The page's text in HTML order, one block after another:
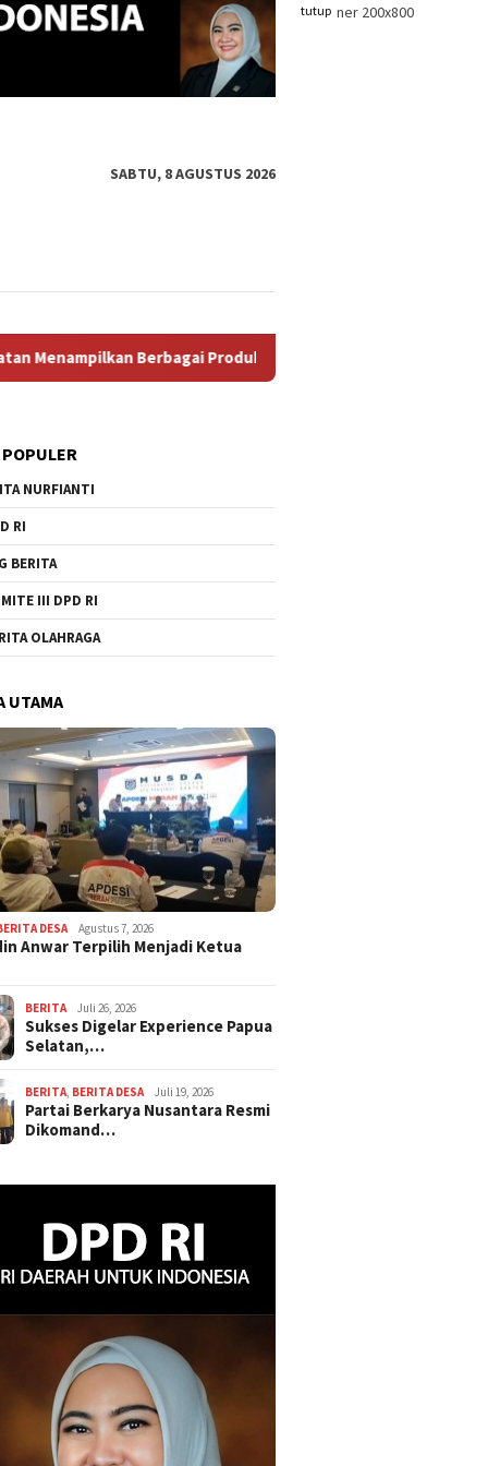
tutup
SABTU, 8 AGUSTUS 2026
Produk Unggulan, Mulai Dari Hasil Perikanan, Kerajinan
NURFIANTI
RI
BERITA
III DPD RI
OLAHRAGA
UTAMA
DESA Agustus 7, 2026
Anwar Terpilih Menjadi Ketua
BERITA Juli 26, 2026
Sukses Digelar Experience Papua
Selatan,…
BERITA, BERITA DESA Juli 19, 2026
Partai Berkarya Nusantara Resmi
Dikomand…